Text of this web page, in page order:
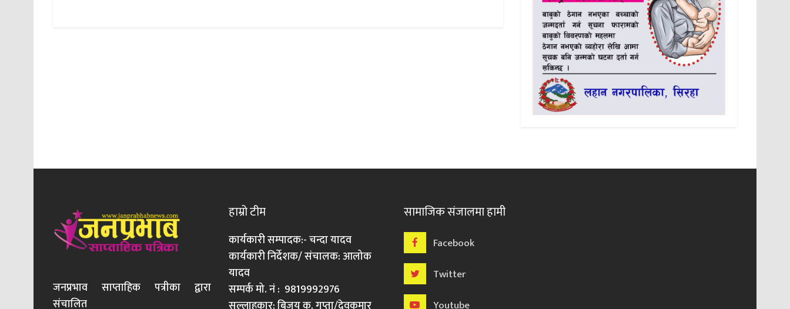
जनप्रभाव साप्ताहिक पत्रीका द्वारा
संचालित
हाम्रो टीम
कार्यकारी सम्पादक:- चन्दा यादव
कार्यकारी निर्देशक/ संचालक: आलोक
यादव
सम्पर्क मो. नं : 9819992976
सामाजिक संजालमा हामी
Facebook
Twitter
Youtube